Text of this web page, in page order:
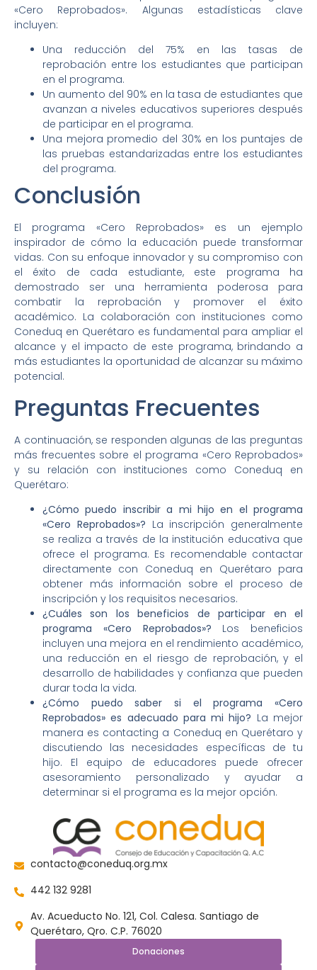
«Cero Reprobados». Algunas estadísticas clave
incluyen:
Una reducción del 75% en las tasas de
reprobación entre los estudiantes que participan
en el programa.
Un aumento del 90% en la tasa de estudiantes que
avanzan a niveles educativos superiores después
de participar en el programa.
Una mejora promedio del 30% en los puntajes de
las pruebas estandarizadas entre los estudiantes
del programa.
Conclusión
El programa «Cero Reprobados» es un ejemplo
inspirador de cómo la educación puede transformar
vidas. Con su enfoque innovador y su compromiso con
el éxito de cada estudiante, este programa ha
demostrado ser una herramienta poderosa para
combatir la reprobación y promover el éxito
académico. La colaboración con instituciones como
Coneduq en Querétaro es fundamental para ampliar el
alcance y el impacto de este programa, brindando a
más estudiantes la oportunidad de alcanzar su máximo
potencial.
Preguntas Frecuentes
A continuación, se responden algunas de las preguntas
más frecuentes sobre el programa «Cero Reprobados»
y su relación con instituciones como Coneduq en
Querétaro:
¿Cómo puedo inscribir a mi hijo en el programa
«Cero Reprobados»? La inscripción generalmente
se realiza a través de la institución educativa que
ofrece el programa. Es recomendable contactar
directamente con Coneduq en Querétaro para
obtener más información sobre el proceso de
inscripción y los requisitos necesarios.
¿Cuáles son los beneficios de participar en el
programa «Cero Reprobados»? Los beneficios
incluyen una mejora en el rendimiento académico,
una reducción en el riesgo de reprobación, y el
desarrollo de habilidades y confianza que pueden
durar toda la vida.
¿Cómo puedo saber si el programa «Cero
Reprobados» es adecuado para mi hijo? La mejor
manera es contacting a Coneduq en Querétaro y
discutiendo las necesidades específicas de tu
hijo. El equipo de educadores puede ofrecer
asesoramiento personalizado y ayudar a
determinar si el programa es la mejor opción.
contacto@coneduq.org.mx
442 132 9281
Av. Acueducto No. 121, Col. Calesa. Santiago de
Querétaro, Qro. C.P. 76020
Donaciones